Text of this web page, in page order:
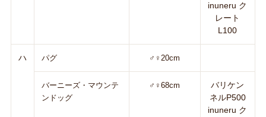
inuneru ク
レート
L100
ハ パグ ♂♀20cm
バーニーズ・マウンテ
ンドッグ
♂♀68cm
バリケン
ネルP500
inuneru ク